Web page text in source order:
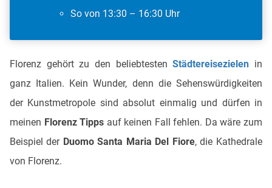
So von 13:30 – 16:30 Uhr
Florenz gehört zu den beliebtestenStädtereisezielen in
ganz Italien. Kein Wunder, denn die Sehenswürdigkeiten
der Kunstmetropole sind absolut einmalig und dürfen in
meinen Florenz Tipps auf keinen Fall fehlen. Da wäre zum
Beispiel der Duomo Santa Maria Del Fiore, die Kathedrale
von Florenz.